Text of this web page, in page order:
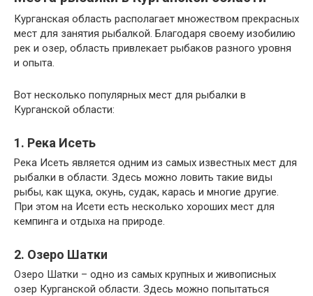
Курганская область располагает множеством прекрасных
мест для занятия рыбалкой. Благодаря своему изобилию
рек и озер, область привлекает рыбаков разного уровня
и опыта.
Вот несколько популярных мест для рыбалки в
Курганской области:
1. Река Исеть
Река Исеть является одним из самых известных мест для
рыбалки в области. Здесь можно ловить такие виды
рыбы, как щука, окунь, судак, карась и многие другие.
При этом на Исети есть несколько хороших мест для
кемпинга и отдыха на природе.
2. Озеро Шатки
Озеро Шатки – одно из самых крупных и живописных
озер Курганской области. Здесь можно попытаться